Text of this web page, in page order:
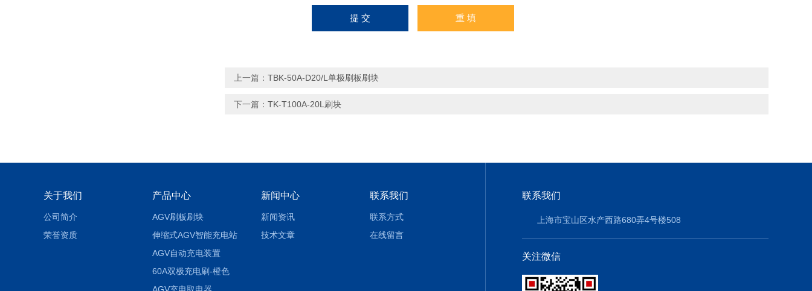
上一篇： TBK-50A-D20/L单极刷板刷块
下一篇： TK-T100A-20L刷块
关于我们
公司简介
荣誉资质
产品中心
AGV刷板刷块
伸缩式AGV智能充电站
AGV自动充电装置
60A双极充电刷-橙色
新闻中心
新闻资讯
技术文章
联系我们
联系方式
在线留言
联系我们
上海市宝山区水产西路680弄4号楼508
关注微信